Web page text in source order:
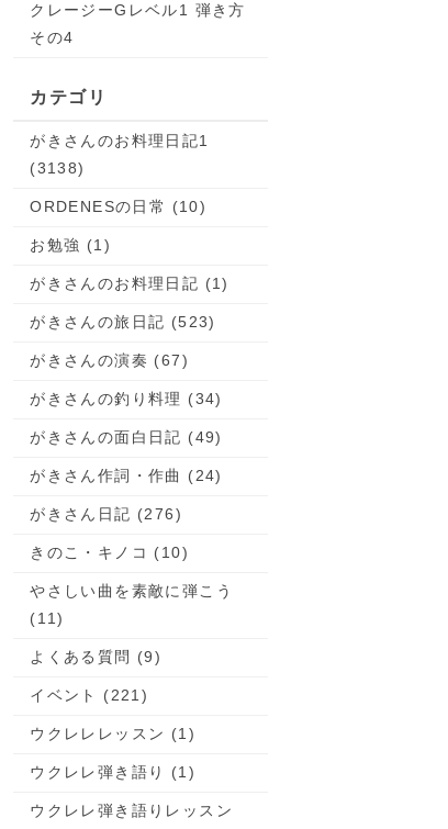
クレージーGレベル1 弾き方
その4
カテゴリ
がきさんのお料理日記1
(3138)
ORDENESの日常 (10)
お勉強 (1)
がきさんのお料理日記 (1)
がきさんの旅日記 (523)
がきさんの演奏 (67)
がきさんの釣り料理 (34)
がきさんの面白日記 (49)
がきさん作詞・作曲 (24)
がきさん日記 (276)
きのこ・キノコ (10)
やさしい曲を素敵に弾こう
(11)
よくある質問 (9)
イベント (221)
ウクレレレッスン (1)
ウクレレ弾き語り (1)
ウクレレ弾き語りレッスン